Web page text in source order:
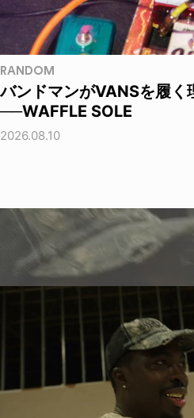
RANDOM
バンドマンがVANSを履く
──WAFFLE SOLE
2026.08.10